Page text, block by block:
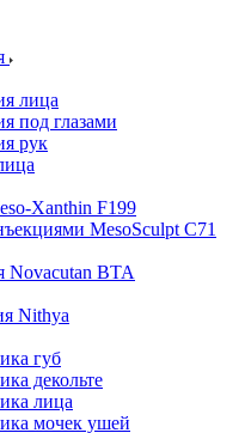
лица
под глазами
рук
Xanthin F199
MesoSculpt C71
Novacutan BTA
Nithya
губ
декольте
лица
мочек ушей